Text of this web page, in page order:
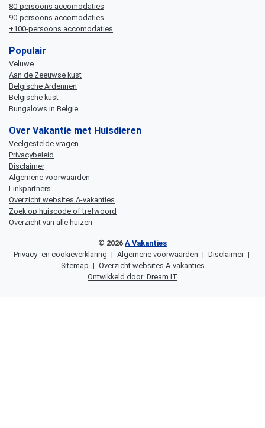
80-persoons accomodaties
90-persoons accomodaties
+100-persoons accomodaties
Populair
Veluwe
Aan de Zeeuwse kust
Belgische Ardennen
Belgische kust
Bungalows in Belgie
Over Vakantie met Huisdieren
Veelgestelde vragen
Privacybeleid
Disclaimer
Algemene voorwaarden
Linkpartners
Overzicht websites A-vakanties
Zoek op huiscode of trefwoord
Overzicht van alle huizen
© 2026 A Vakanties
Privacy- en cookieverklaring | Algemene voorwaarden | Disclaimer |
Sitemap | Overzicht websites A-vakanties
Ontwikkeld door: Dream IT